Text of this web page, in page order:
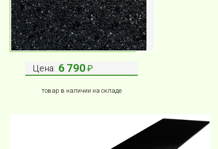
Цена: 6 790₽
товар в наличии на складе